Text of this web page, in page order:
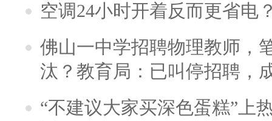
空调24小时开着反而更省电
佛山一中学招聘物理教师，
汰？教育局：已叫停招聘，
“不建议大家买深色蛋糕”上